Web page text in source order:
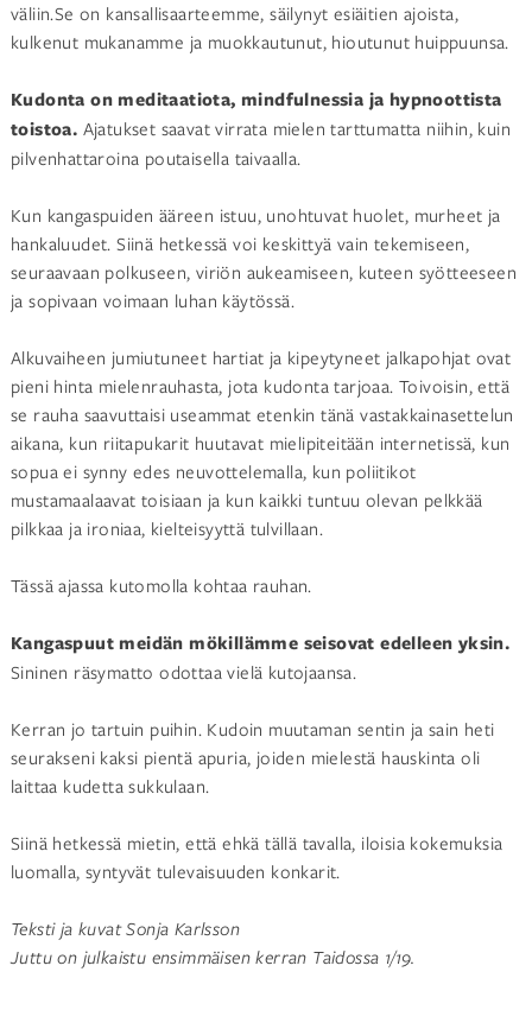
väliin.Se on kansallisaarteemme, säilynyt esiäitien ajoista,
kulkenut mukanamme ja muokkautunut, hioutunut huippuunsa.
Kudonta on meditaatiota, mindfulnessia ja hypnoottista
toistoa. Ajatukset saavat virrata mielen tarttumatta niihin, kuin
pilvenhattaroina poutaisella taivaalla.
Kun kangaspuiden ääreen istuu, unohtuvat huolet, murheet ja
hankaluudet. Siinä hetkessä voi keskittyä vain tekemiseen,
seuraavaan polkuseen, viriön aukeamiseen, kuteen syötteeseen
ja sopivaan voimaan luhan käytössä.
Alkuvaiheen jumiutuneet hartiat ja kipeytyneet jalkapohjat ovat
pieni hinta mielenrauhasta, jota kudonta tarjoaa. Toivoisin, että
se rauha saavuttaisi useammat etenkin tänä vastakkainasettelun
aikana, kun riitapukarit huutavat mielipiteitään internetissä, kun
sopua ei synny edes neuvottelemalla, kun poliitikot
mustamaalaavat toisiaan ja kun kaikki tuntuu olevan pelkkää
pilkkaa ja ironiaa, kielteisyyttä tulvillaan.
Tässä ajassa kutomolla kohtaa rauhan.
Kangaspuut meidän mökillämme seisovat edelleen yksin.
Sininen räsymatto odottaa vielä kutojaansa.
Kerran jo tartuin puihin. Kudoin muutaman sentin ja sain heti
seurakseni kaksi pientä apuria, joiden mielestä hauskinta oli
laittaa kudetta sukkulaan.
Siinä hetkessä mietin, että ehkä tällä tavalla, iloisia kokemuksia
luomalla, syntyvät tulevaisuuden konkarit.
Teksti ja kuvat Sonja Karlsson
Juttu on julkaistu ensimmäisen kerran Taidossa 1/19.